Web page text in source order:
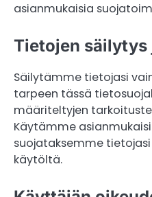
asianmukaisia
Tietojen
Säilytämme tietojasi
tarpeen tässä
määriteltyjen
Käytämme
suojataksemme
käytöltä.